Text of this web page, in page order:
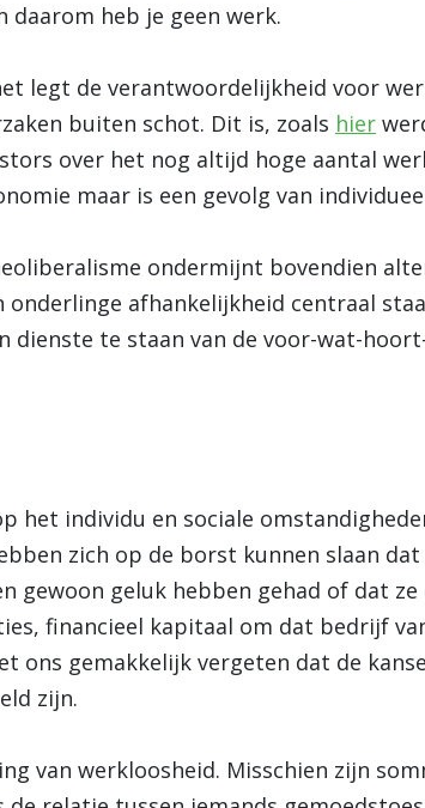
heb je geen werk.
legt de verantwoordelijkheid voor
buiten schot. Dit is, zoals hier
over het nog altijd hoge aantal
maar is een gevolg van
ondermijnt bovendien
afhankelijkheid centraal
dienste te staan van de voor-wat-
het individu en sociale
zich op de borst kunnen slaan dat
gewoon geluk hebben gehad of dat ze
financieel kapitaal om dat bedrijf
ons gemakkelijk vergeten dat de
zijn.
van werkloosheid. Misschien zijn